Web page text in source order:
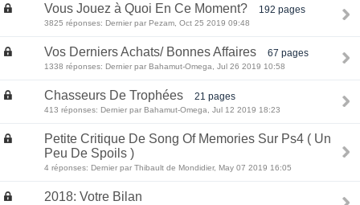
Vous Jouez à Quoi En Ce Moment? 192 pages
3825 réponses: Dernier par Pezam, Oct 25 2019 09:48
Vos Derniers Achats/ Bonnes Affaires 67 pages
1338 réponses: Dernier par Bahamut-Omega, Jul 26 2019 10:58
Chasseurs De Trophées 21 pages
413 réponses: Dernier par Bahamut-Omega, Jul 12 2019 18:23
Petite Critique De Song Of Memories Sur Ps4 ( Un
Peu De Spoils )
4 réponses: Dernier par Thibault de Mondidier, May 07 2019 16:05
2018: Votre Bilan